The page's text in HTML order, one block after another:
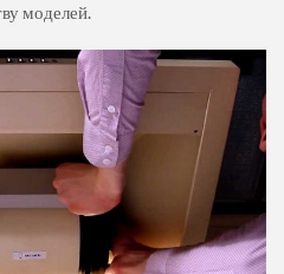
моделей.